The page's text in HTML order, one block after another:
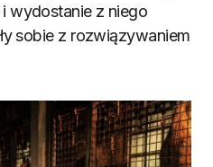
wydostanie z niego
sobie z rozwiązywaniem